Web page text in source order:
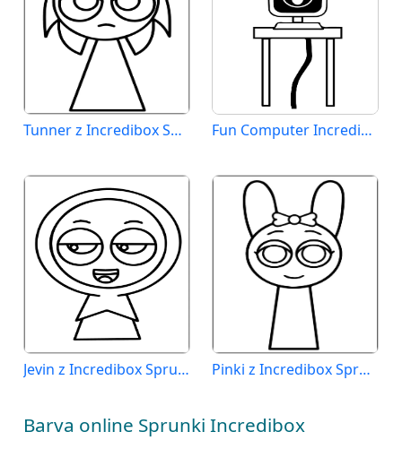
Tunner z Incredibox Sprunki Fun Computer Incredibox Sprunki
Jevin z Incredibox Sprunki Pinki z Incredibox Sprunki
Barva online Sprunki Incredibox